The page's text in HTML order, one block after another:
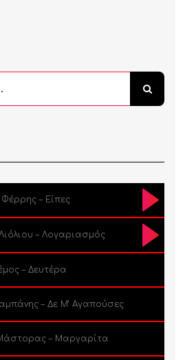
– Είπες
– Λογαριασμός
– Δευτέρα
– Δε Μ’ Αγαπούσες
– Μαργαρίτα